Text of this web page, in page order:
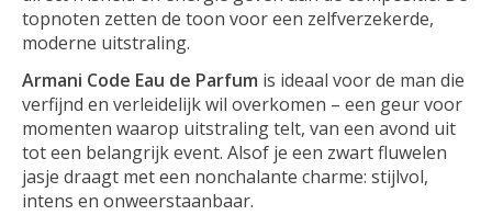
topnoten zetten de toon voor een zelfverzekerde,
moderne uitstraling.
Armani Code Eau de Parfum is ideaal voor de man die
verfijnd en verleidelijk wil overkomen – een geur voor
momenten waarop uitstraling telt, van een avond uit
tot een belangrijk event. Alsof je een zwart fluwelen
jasje draagt met een nonchalante charme: stijlvol,
intens en onweerstaanbaar.